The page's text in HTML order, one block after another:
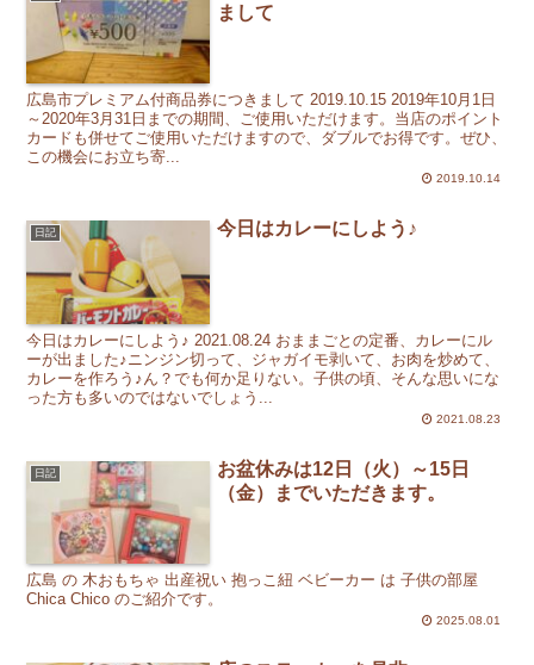
まして
広島市プレミアム付商品券につきまして 2019.10.15 2019年10月1日
～2020年3月31日までの期間、ご使用いただけます。当店のポイント
カードも併せてご使用いただけますので、ダブルでお得です。ぜひ、
この機会にお立ち寄...
2019.10.14
日記 今日はカレーにしよう♪
今日はカレーにしよう♪ 2021.08.24 おままごとの定番、カレーにル
ーが出ました♪ニンジン切って、ジャガイモ剥いて、お肉を炒めて、
カレーを作ろう♪ん？でも何か足りない。子供の頃、そんな思いにな
った方も多いのではないでしょう...
2021.08.23
日記
お盆休みは12日（火）～15日
（金）までいただきます。
広島 の 木おもちゃ 出産祝い 抱っこ紐 ベビーカー は 子供の部屋
Chica Chico のご紹介です。
2025.08.01